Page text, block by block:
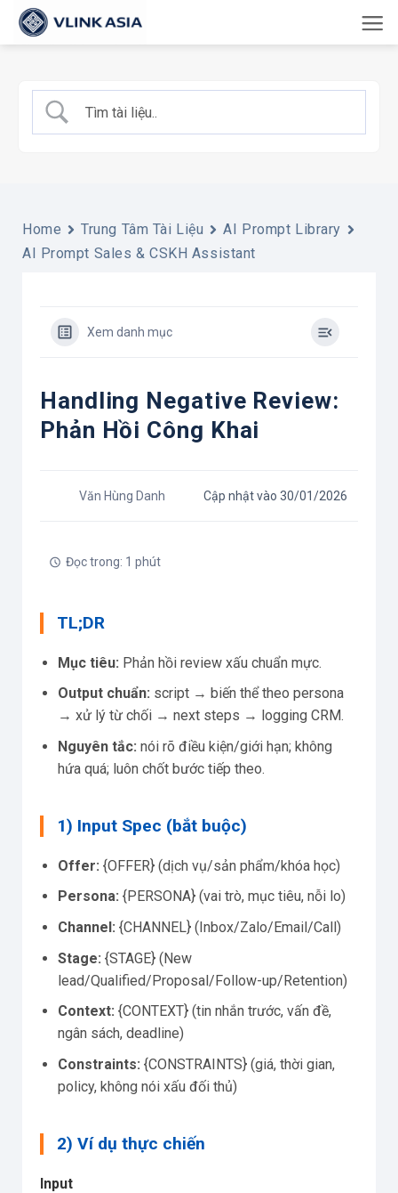
qua
dung
Home Trung Tâm Tài Liệu
AI Prompt Library
AI Prompt Sales & CSKH Assistant
Xem danh mục
Handling Negative Review:
Phản Hồi Công Khai
Văn Hùng Danh Cập nhật vào 30/01/2026
Đọc trong: 1 phút
TL;DR
Mục tiêu: Phản hồi review xấu chuẩn mực.
Output chuẩn: script → biến thể theo persona
→ xử lý từ chối → next steps → logging CRM.
Nguyên tắc: nói rõ điều kiện/giới hạn; không
hứa quá; luôn chốt bước tiếp theo.
1) Input Spec (bắt buộc)
Offer: {OFFER} (dịch vụ/sản phẩm/khóa học)
Persona: {PERSONA} (vai trò, mục tiêu, nỗi lo)
Channel: {CHANNEL} (Inbox/Zalo/Email/Call)
Stage: {STAGE} (New
lead/Qualified/Proposal/Follow-up/Retention)
Context: {CONTEXT} (tin nhắn trước, vấn đề,
ngân sách, deadline)
Constraints: {CONSTRAINTS} (giá, thời gian,
policy, không nói xấu đối thủ)
2) Ví dụ thực chiến
Input